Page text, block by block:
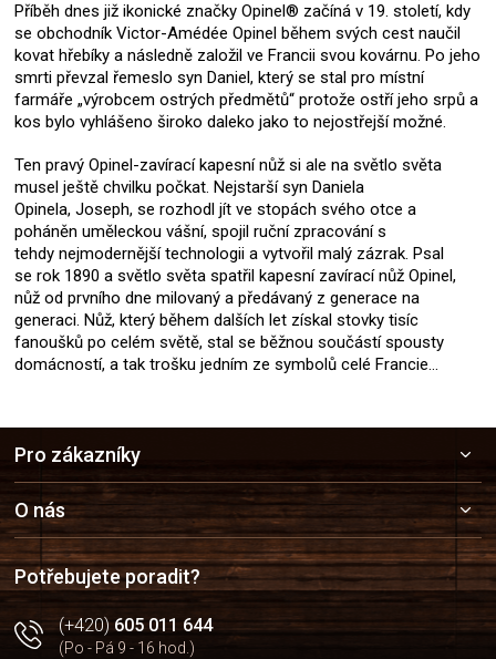
Příběh dnes již ikonické značky Opinel® začíná v 19. století, kdy
se obchodník Victor-Amédée Opinel během svých cest naučil
kovat hřebíky a následně založil ve Francii svou kovárnu. Po jeho
smrti převzal řemeslo syn Daniel, který se stal pro místní
farmáře „výrobcem ostrých předmětů“ protože ostří jeho srpů a
kos bylo vyhlášeno široko daleko jako to nejostřejší možné.
Ten pravý Opinel-zavírací kapesní nůž si ale na světlo světa
musel ještě chvilku počkat. Nejstarší syn Daniela
Opinela, Joseph, se rozhodl jít ve stopách svého otce a
poháněn uměleckou vášní, spojil ruční zpracování s
tehdy nejmodernější technologii a vytvořil malý zázrak. Psal
se rok 1890 a světlo světa spatřil kapesní zavírací nůž Opinel,
nůž od prvního dne milovaný a předávaný z generace na
generaci. Nůž, který během dalších let získal stovky tisíc
fanoušků po celém světě, stal se běžnou součástí spousty
domácností, a tak trošku jedním ze symbolů celé Francie…
a
t
í
Pro zákazníky
O nás
Potřebujete poradit?
(+420)605 011 644
(Po - Pá 9 - 16 hod.)